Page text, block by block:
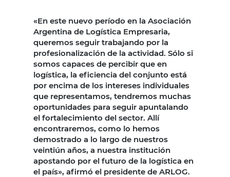
«En este nuevo período en la Asociación
Argentina de Logística Empresaria,
queremos seguir trabajando por la
profesionalización de la actividad. Sólo si
somos capaces de percibir que en
logística, la eficiencia del conjunto está
por encima de los intereses individuales
que representamos, tendremos muchas
oportunidades para seguir apuntalando
el fortalecimiento del sector. Allí
encontraremos, como lo hemos
demostrado a lo largo de nuestros
veintiún años, a nuestra institución
apostando por el futuro de la logística en
el país», afirmó el presidente de ARLOG.